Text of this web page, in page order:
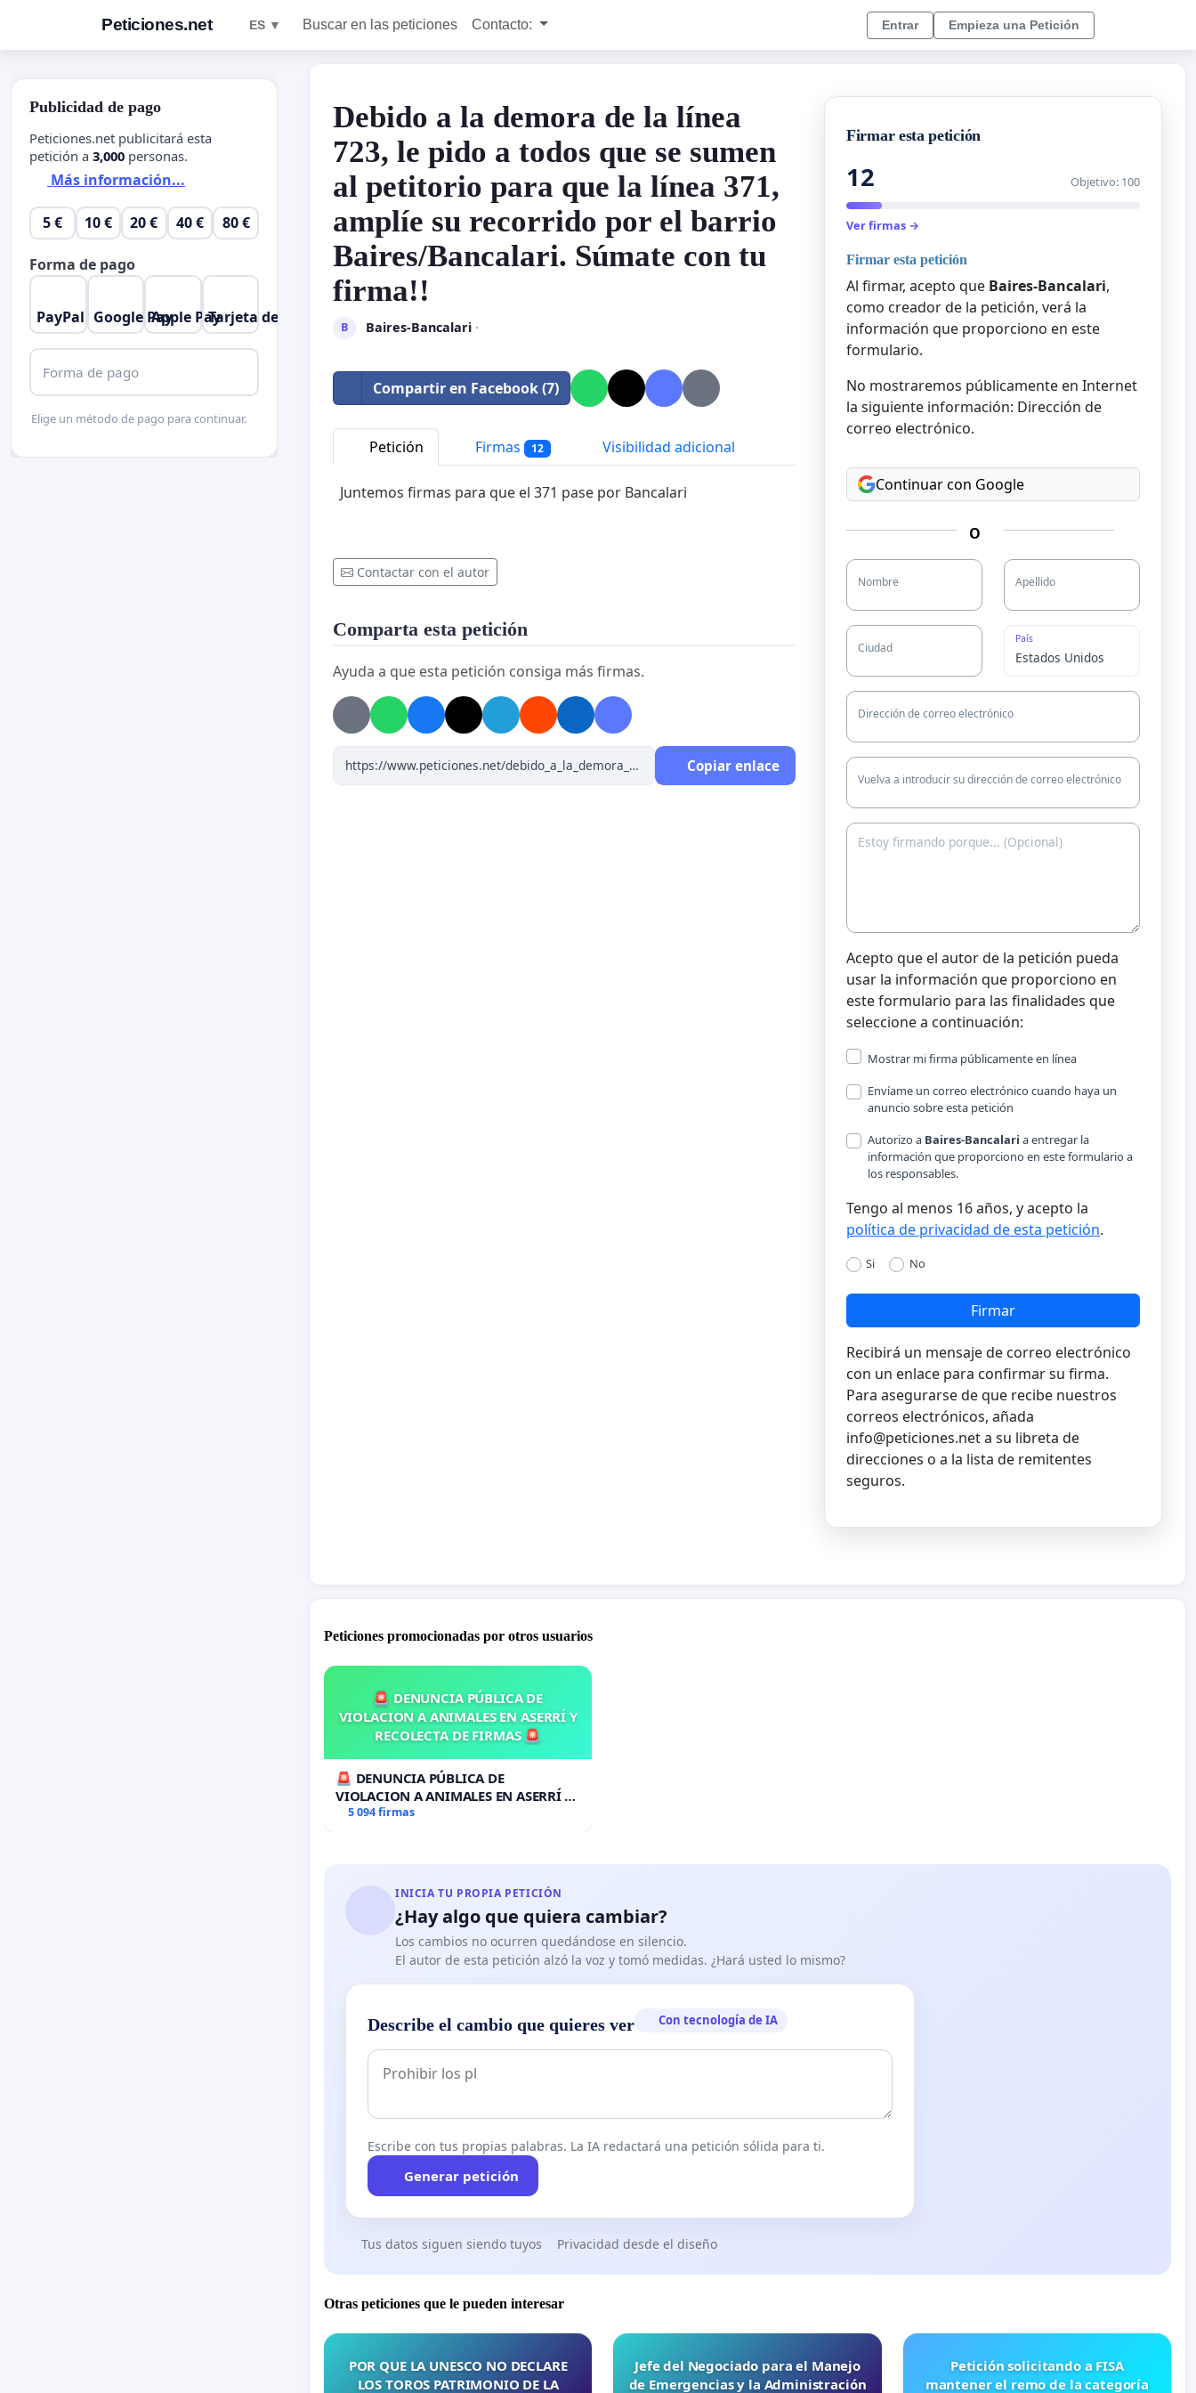
Peticiones.net ES ▼ Buscar en las peticiones Contacto: Entrar Empieza una Petición
Debido a la demora de la línea
723, le pido a todos que se sumen
al petitorio para que la línea 371,
amplíe su recorrido por el barrio
Baires/Bancalari. Súmate con tu
firma!!
B Baires-Bancalari·
Compartir en Facebook (7)
Petición Firmas 12 Visibilidad adicional
Juntemos firmas para que el 371 pase por Bancalari
Contactar con el autor
Comparta esta petición
Ayuda a que esta petición consiga más firmas.
Copiar enlace
Firmar esta petición
12 Objetivo: 100
Ver firmas →
Firmar esta petición
Al firmar, acepto que Baires-Bancalari,
como creador de la petición, verá la
información que proporciono en este
formulario.
No mostraremos públicamente en Internet
la siguiente información: Dirección de
correo electrónico.
Continuar con Google
O
Nombre Apellido
Ciudad
País
Dirección de correo electrónico
Vuelva a introducir su dirección de correo electrónico
Acepto que el autor de la petición pueda
usar la información que proporciono en
este formulario para las finalidades que
seleccione a continuación:
Mostrar mi firma públicamente en línea
Envíame un correo electrónico cuando haya un
anuncio sobre esta petición
Autorizo a Baires-Bancalari a entregar la
información que proporciono en este formulario a
los responsables.
Tengo al menos 16 años, y acepto la
política de privacidad de esta petición.
Si No
Firmar
Recibirá un mensaje de correo electrónico
con un enlace para confirmar su firma.
Para asegurarse de que recibe nuestros
correos electrónicos, añada
info@peticiones.neta su libreta de
direcciones o a la lista de remitentes
seguros.
Peticiones promocionadas por otros usuarios
🚨 DENUNCIA PÚBLICA DE
VIOLACION A ANIMALES EN ASERRÍ Y
RECOLECTA DE FIRMAS 🚨
🚨 DENUNCIA PÚBLICA DE
VIOLACION A ANIMALES EN ASERRÍ Y
RECOLECTA DE FIRMAS 🚨
5 094 firmas
INICIA TU PROPIA PETICIÓN
¿Hay algo que quiera cambiar?
Los cambios no ocurren quedándose en silencio.
El autor de esta petición alzó la voz y tomó medidas. ¿Hará usted lo mismo?
Describe el cambio que quieres ver Con tecnología de IA
Escribe con tus propias palabras. La IA redactará una petición sólida para ti.
Generar petición
Tus datos siguen siendo tuyos Privacidad desde el diseño
Otras peticiones que le pueden interesar
POR QUE LA UNESCO NO DECLARE
LOS TOROS PATRIMONIO DE LA
Jefe del Negociado para el Manejo
de Emergencias y la Administración
Petición solicitando a FISA
mantener el remo de la categoría
Publicidad de pago
Peticiones.net publicitará esta
petición a 3,000 personas.
Más información...
5 € 10 € 20 € 40 € 80 €
Forma de pago
PayPal Google PayApple PayTarjeta de crédito
Forma de pago
Elige un método de pago para continuar.